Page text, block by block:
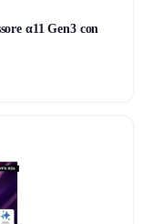
α11 Gen3 con